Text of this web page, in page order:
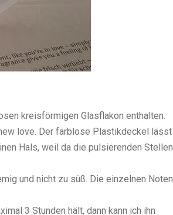
kreisförmigen Glasflakon enthalten.
love. Der farblose Plastikdeckel lässt
Hals, weil da die pulsierenden Stellen
und nicht zu süß. Die einzelnen Noten
3 Stunden hält, dann kann ich ihn